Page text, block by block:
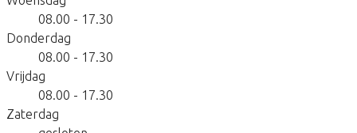
08.00 - 17.30
Donderdag
08.00 - 17.30
Vrijdag
08.00 - 17.30
Zaterdag